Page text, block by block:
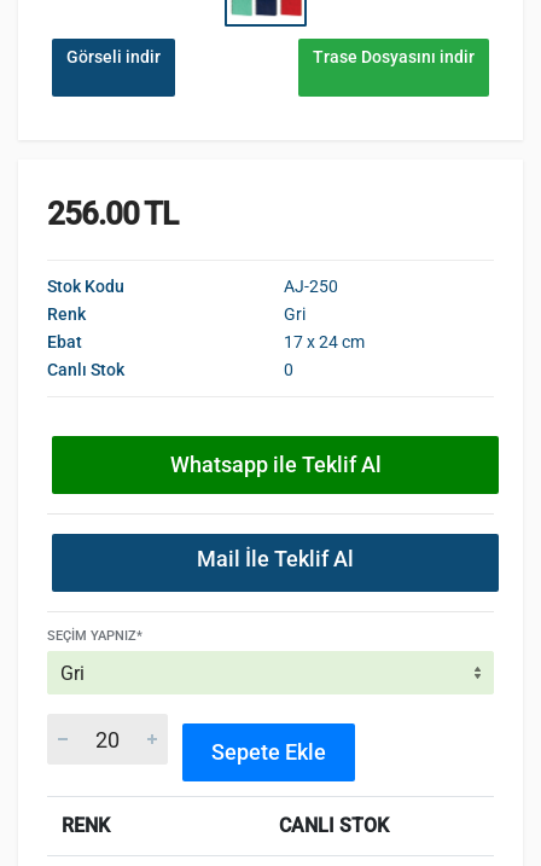
Görseli indir Trase Dosyasını indir
256.00 TL
Stok Kodu
AJ-250
Renk
Gri
Ebat
17 x 24 cm
Canlı Stok
0
Whatsapp ile Teklif Al
Mail İle Teklif Al
SEÇIM YAPNIZ*
Sepete Ekle
RENK CANLI STOK